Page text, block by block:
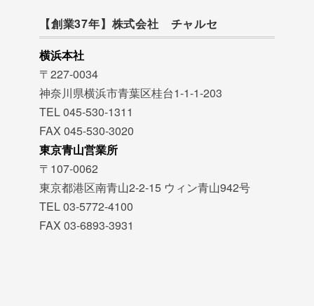
【創業37年】株式会社 チャルセ
横浜本社
〒227-0034
神奈川県横浜市青葉区桂台1-1-1-203
TEL 045-530-1311
FAX 045-530-3020
東京青山営業所
〒107-0062
東京都港区南青山2-2-15 ウィン青山942号
TEL 03-5772-4100
FAX 03-6893-3931